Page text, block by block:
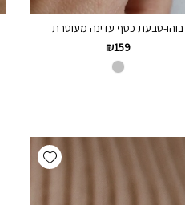
בוהו-טבעת כסף עדינה מעוטרת
₪159
Add wishlist